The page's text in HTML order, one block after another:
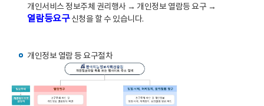
개인서비스 정보주체 권리행사 → 개인정보 열람등 요구 →
열람등요구신청을 할 수 있습니다.
개인정보 열람 등 요구절차